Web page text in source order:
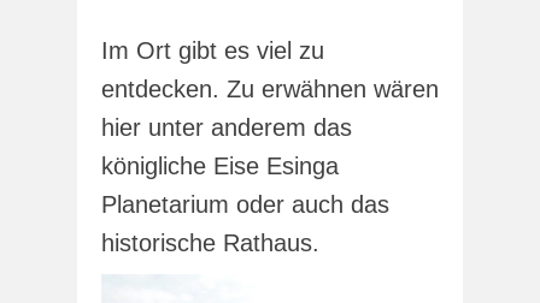
Im Ort gibt es viel zu
entdecken. Zu erwähnen wären
hier unter anderem das
königliche Eise Esinga
Planetarium oder auch das
historische Rathaus.